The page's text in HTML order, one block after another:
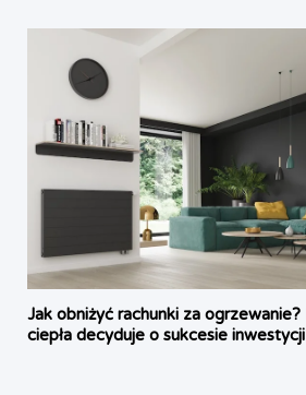
Jak obniżyć rachunki za ogrzewanie? Nie tylko pompa
ciepła decyduje o sukcesie inwestycji